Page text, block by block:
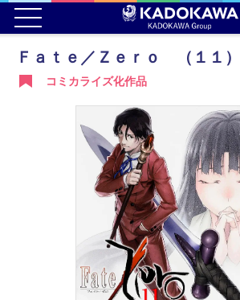
Ｆａｔｅ／Ｚｅｒｏ （１１）
コミカライズ化作品